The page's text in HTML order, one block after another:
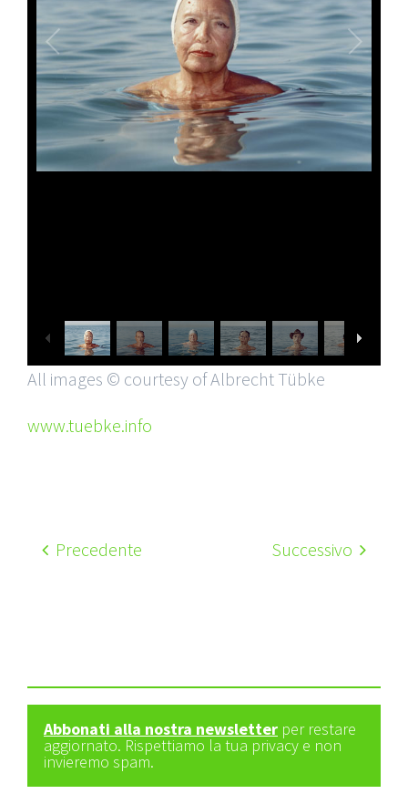
All images © courtesy of Albrecht Tübke
www.tuebke.info
Precedente Successivo
Abbonati alla nostra newsletter per restare
aggiornato. Rispettiamo la tua privacy e non
invieremo spam.